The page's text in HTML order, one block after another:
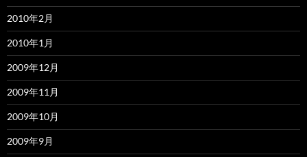
2010年2月
2010年1月
2009年12月
2009年11月
2009年10月
2009年9月